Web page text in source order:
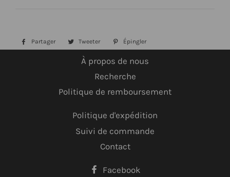
Partager
Partager
Facebook
Tweeter
Tweeter
Twitter
Épingler
À propos de nous
Recherche
Politique de remboursement
Politique d'expédition
Suivi de commande
Contact
Facebook